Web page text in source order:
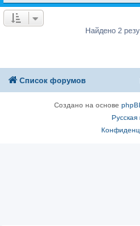
Найдено 2
Список форумов
Создано на основе